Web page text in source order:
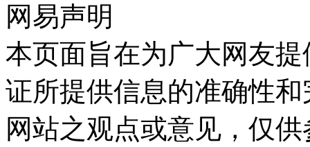
网易声明
本页面旨在为广大网友
证所提供信息的准确性
网站之观点或意见，仅